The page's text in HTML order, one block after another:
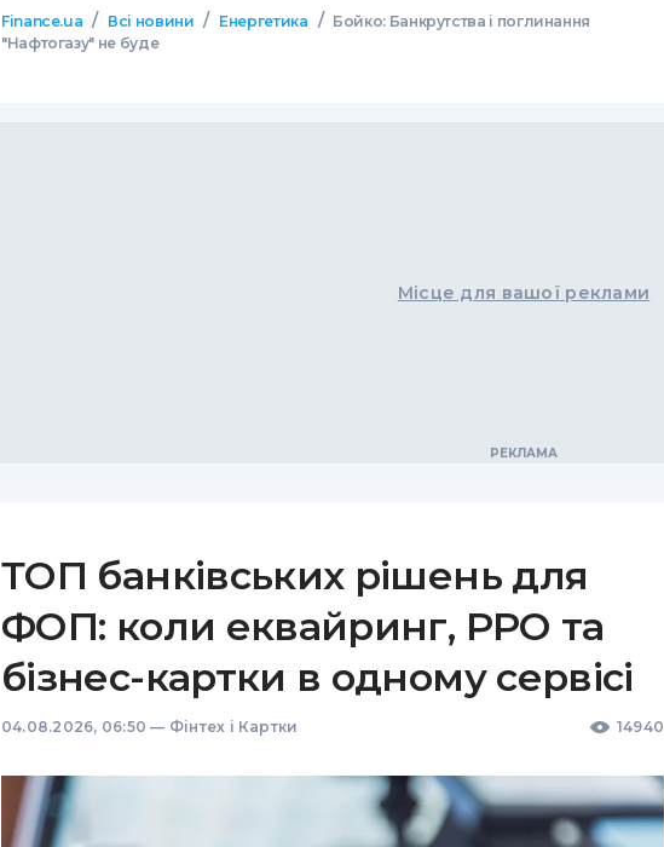
Finance.ua / Всі новини / Енергетика / Бойко: Банкрутства і поглинання
"Нафтогазу" не буде
Місце для вашої реклами
ТОП банківських рішень для
ФОП: коли еквайринг, РРО та
бізнес-картки в одному сервісі
04.08.2026, 06:50 — Фінтех і Картки 14940